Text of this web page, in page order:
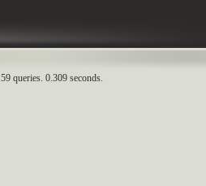
59 queries. 0.309 seconds.